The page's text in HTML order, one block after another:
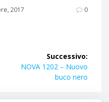
2017 0
Successivo:
Articolo
successivo:
NOVA 1202 – Nuovo
buco nero